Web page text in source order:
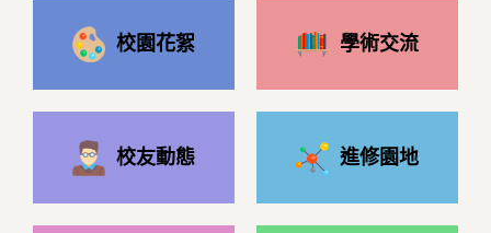
校園花絮 學術交流
校友動態 進修園地